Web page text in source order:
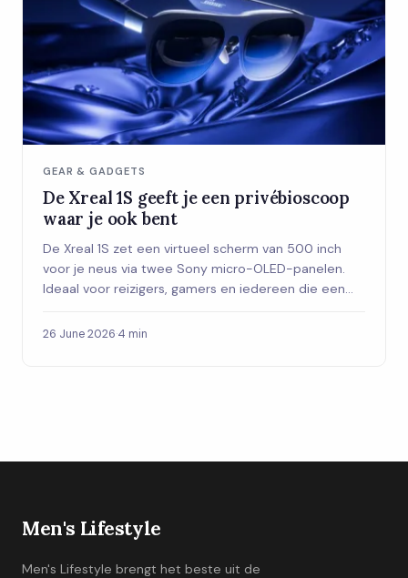
GEAR & GADGETS
De Xreal 1S geeft je een privébioscoop
waar je ook bent
De Xreal 1S zet een virtueel scherm van 500 inch
voor je neus via twee Sony micro-OLED-panelen.
Ideaal voor reizigers, gamers en iedereen die een
26 June 2026·4 min
Men's Lifestyle
Men's Lifestyle brengt het beste uit de